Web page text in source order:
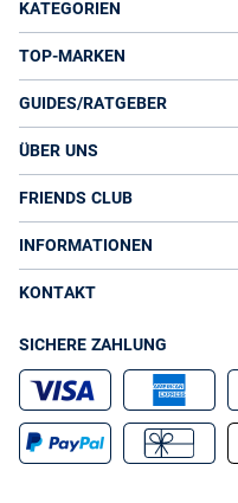
KATEGORIEN
TOP-MARKEN
GUIDES/RATGEBER
ÜBER UNS
FRIENDS CLUB
INFORMATIONEN
KONTAKT
SICHERE ZAHLUNG